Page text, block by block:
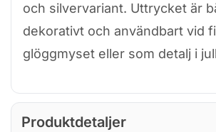
och silvervariant. Uttrycket är
dekorativt och användbart vid
glöggmyset eller som detalj i
Produktdetaljer